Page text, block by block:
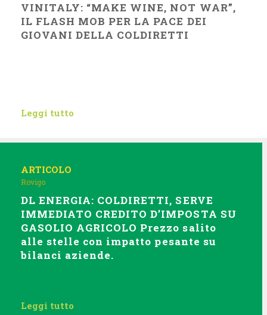
VINITALY: “MAKE WINE, NOT WAR”,
IL FLASH MOB PER LA PACE DEI
GIOVANI DELLA COLDIRETTI
Leggi tutto
ARTICOLO
Rovigo
DL ENERGIA: COLDIRETTI, SERVE
IMMEDIATO CREDITO D’IMPOSTA SU
GASOLIO AGRICOLO Prezzo salito
alle stelle con impatto pesante su
bilanci aziende.
Leggi tutto